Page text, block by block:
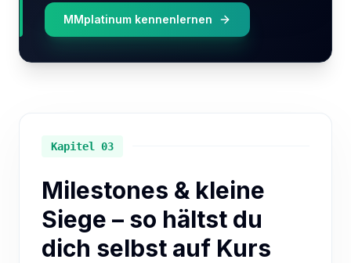
MMplatinum kennenlernen
Kapitel 03
Milestones & kleine
Siege – so hältst du
dich selbst auf Kurs